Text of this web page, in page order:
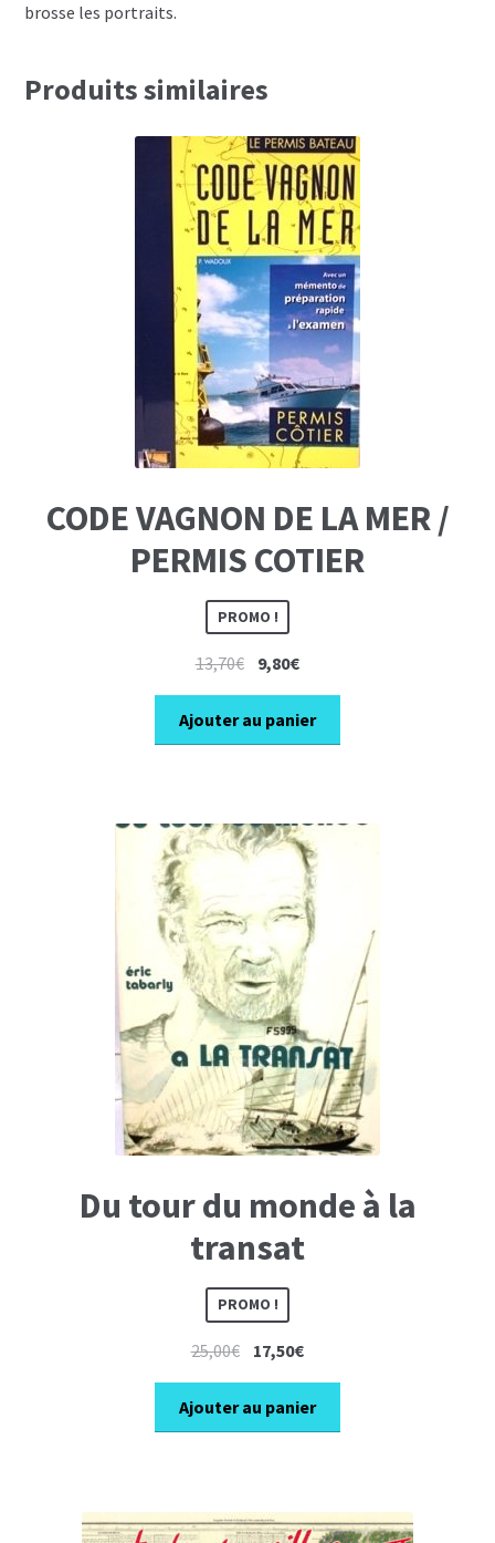
brosse les portraits.
Produits similaires
CODE VAGNON DE LA MER /
PERMIS COTIER
PROMO !
13,70€ Le
prix
initial
était :
9,80€Le
prix
actuel
est :
Ajouter au panier
Du tour du monde à la
transat
PROMO !
25,00€ Le
prix
initial
était :
17,50€Le
prix
actuel
est :
Ajouter au panier